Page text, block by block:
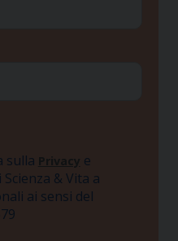
sulla Privacy e
& Vita a
ai sensi del